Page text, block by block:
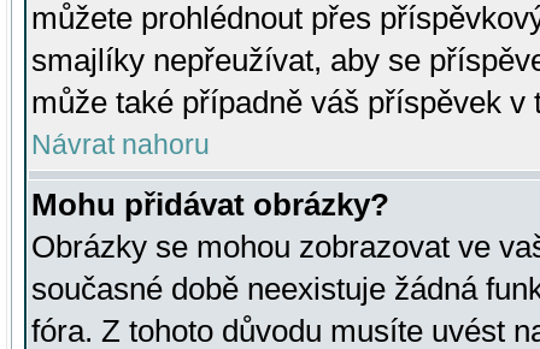
můžete prohlédnout přes
smajlíky nepřeužívat, aby se
může také případně váš příspěvek v
Návrat nahoru
Mohu přidávat obrázky?
Obrázky se mohou zobrazovat ve
současné době neexistuje žádná
fóra. Z tohoto důvodu musíte uvést